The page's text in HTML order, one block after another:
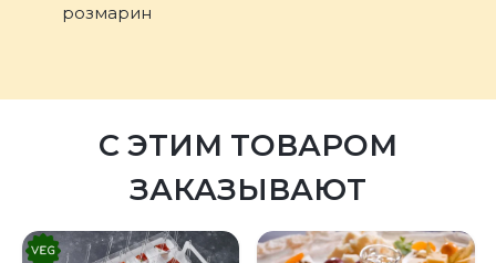
розмарин
С ЭТИМ ТОВАРОМ
ЗАКАЗЫВАЮТ